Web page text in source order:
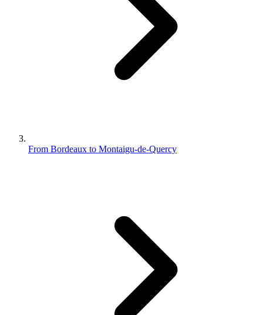
From Bordeaux to Montaigu-de-Quercy